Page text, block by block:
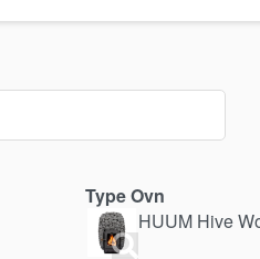
Type Ovn
HUUM Hive